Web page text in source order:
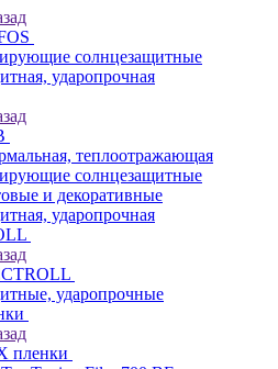
солнцезащитные
ударопрочная
теплоотражающая
солнцезащитные
и декоративные
ударопрочная
ударопрочные
пленки